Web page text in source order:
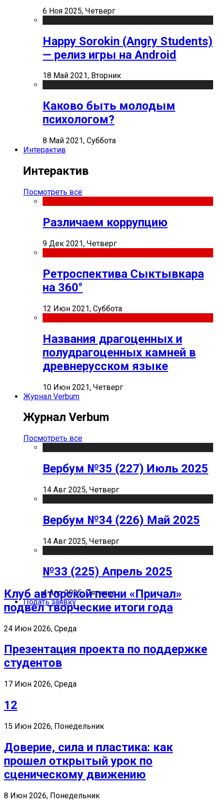
6 Ноя 2025, Четверг
Happy Sorokin (Angry Students)
— релиз игры на Android
18 Май 2021, Вторник
Каково быть молодым
психологом?
8 Май 2021, Суббота
Интерактив
Интерактив
Посмотреть все
Различаем коррупцию
9 Дек 2021, Четверг
Ретроспектива Сыктывкара
на 360°
12 Июн 2021, Суббота
Названия драгоценных и
полудрагоценных камней в
древнерусском языке
10 Июн 2021, Четверг
Журнал Verbum
Журнал Verbum
Посмотреть все
Вербум №35 (227) Июль 2025
14 Авг 2025, Четверг
Вербум №34 (226) Май 2025
14 Авг 2025, Четверг
№33 (225) Апрель 2025
4 Апр 2025, Пятница
Подать заявку
Клуб авторской песни «Причал»
подвел творческие итоги года
24 Июн 2026, Среда
Презентация проекта по поддержке
студентов
17 Июн 2026, Среда
12
15 Июн 2026, Понедельник
Доверие, сила и пластика: как
прошел открытый урок по
сценическому движению
8 Июн 2026, Понедельник